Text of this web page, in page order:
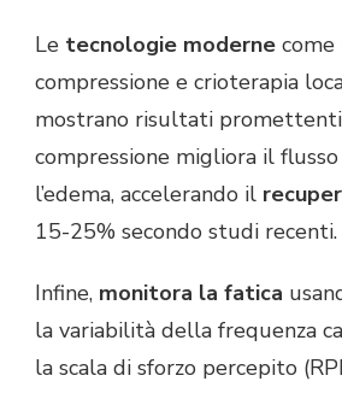
Le tecnologie moderne
compressione e crioterapia
mostrano risultati
compressione migliora il
l’edema, accelerando il
15-25% secondo studi recenti.
Infine, monitora la fatica
la variabilità della frequenza
la scala di sforzo percepito